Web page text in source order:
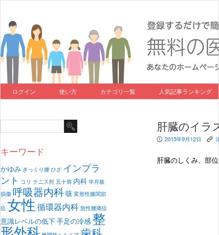
ログイン 使い方 カテゴリ一覧 人気記事ランキング
キーワード
かゆみ ぎっくり腰 ひざ インプラ
ント コリ テニス肘 五十肩 内科 半月板
損傷 呼吸器内科咳 変形性膝関節
症 女性循環器内科 急性腰痛症
意識レベルの低下手足の冷感整
形外科
肝臓のイラ
P 2015年9月12日 K
肝臓のしくみ、部